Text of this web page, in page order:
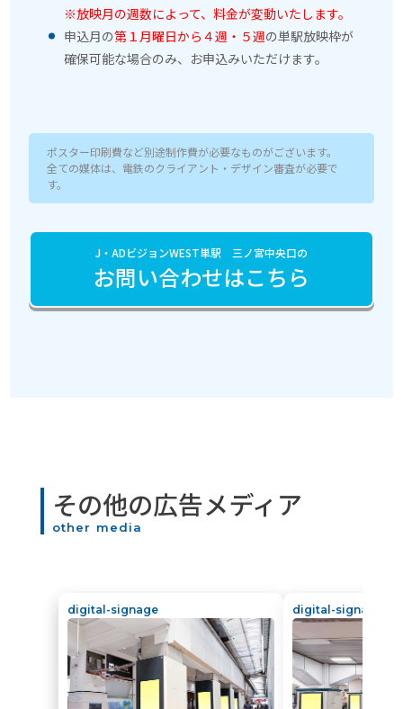
※放映月の週数によって、料金が変動いたします。
申込月の第１月曜日から４週・５週の単駅放映枠が
確保可能な場合のみ、お申込みいただけます。
ポスター印刷費など別途制作費が必要なものがございます。
全ての媒体は、電鉄のクライアント・デザイン審査が必要で
す。
J・ADビジョンWEST単駅 三ノ宮中央口の
お問い合わせはこちら
その他の広告メディア
other media
digital-signage digital-signage